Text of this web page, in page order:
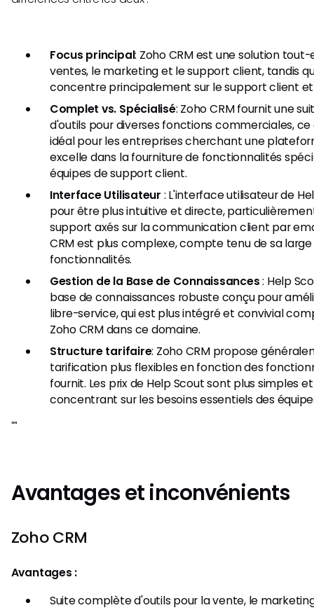
Focus principal: Zoho CRM est une solution
ventes, le marketing et le support client, tandis
concentre principalement sur le support client
Complet vs. Spécialisé: Zoho CRM fournit une
d'outils pour diverses fonctions commerciales, ce
idéal pour les entreprises cherchant une
excelle dans la fourniture de fonctionnalités
équipes de support client.
Interface Utilisateur : L'interface utilisateur de
pour être plus intuitive et directe,
support axés sur la communication client par
CRM est plus complexe, compte tenu de sa
fonctionnalités.
Gestion de la Base de Connaissances: Help
base de connaissances robuste conçu pour
libre-service, qui est plus intégré et convivial
Zoho CRM dans ce domaine.
Structure tarifaire: Zoho CRM propose
tarification plus flexibles en fonction des
fournit. Les prix de Help Scout sont plus simples
concentrant sur les besoins essentiels des
"​"
Avantages et inconvénients
Zoho CRM
Avantages :
Suite complète d'outils pour la vente, le